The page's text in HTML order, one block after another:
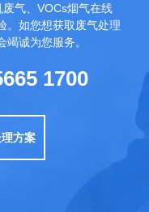
气、VOCs烟气在线
。如您想获取废气处理
诚为您服务。
1700
方案